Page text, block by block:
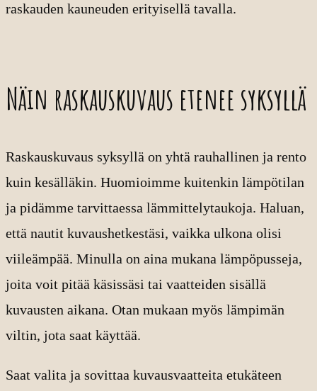
raskauden kauneuden erityisellä tavalla.
Näin raskauskuvaus etenee syksyllä
Raskauskuvaus syksyllä on yhtä rauhallinen ja rento
kuin kesälläkin. Huomioimme kuitenkin lämpötilan
ja pidämme tarvittaessa lämmittelytaukoja. Haluan,
että nautit kuvaushetkestäsi, vaikka ulkona olisi
viileämpää. Minulla on aina mukana lämpöpusseja,
joita voit pitää käsissäsi tai vaatteiden sisällä
kuvausten aikana. Otan mukaan myös lämpimän
viltin, jota saat käyttää.
Saat valita ja sovittaa kuvausvaatteita etukäteen